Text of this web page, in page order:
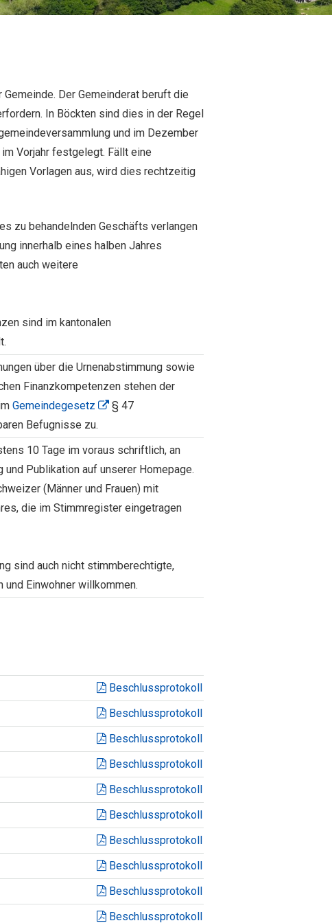
Der Gemeinderat beruft die
In Böckten sind dies in der Regel
und im Dezember
Vorjahr festgelegt. Fällt eine
Vorlagen aus, wird dies rechtzeitig
zu behandelnden Ge­schäfts verlangen
innerhalb eines halben Jahres
auch weitere
sind im kantonalen
über die Urnenabstimmung sowie
Finanzkompetenzen stehen der
Gemeindegesetz
§ 47
Befugnisse zu.
10 Tage im voraus schriftlich, an
und Publikation auf unserer Homepage.
(Männer und Frauen) mit
die im Stimmregister eingetragen
sind auch nicht stimmberechtigte,
Einwohner willkommen.
Beschlussprotokoll
Beschlussprotokoll
Beschlussprotokoll
Beschlussprotokoll
Beschlussprotokoll
Beschlussprotokoll
Beschlussprotokoll
Beschlussprotokoll
Beschlussprotokoll
Beschlussprotokoll